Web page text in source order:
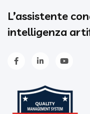
L’assistente
intelligenza